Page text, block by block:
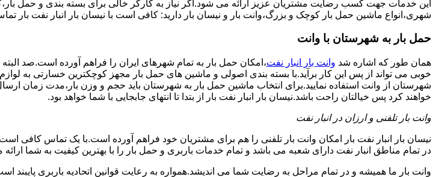
این خدمات جهت کسب رضایت مشتریان عزیز ارائه می شود.اگر نیاز به کارگر خالی برای بسته بندی و حمل
شهری،انواع ماشین حمل بار کوچک و بزرگ،وانت بار و نیسان بار دارید: کافی است با نیسان بار انبار نفت بار
حمل بار به شهرستان با وانت
همان طور که اشاره شد وانت بار انبار نفت،امکان حمل بار به تمام شهرهای ایران را فراهم آورده است.صد
خوبی می تواند از پس این کار برآید.با بسته بندی اصولی و ماشین های حمل بار مجهز کوچکترین خسارتی به
شهرستان از وانت استفاده نمایید.برای انتخاب ماشین حمل بار به شهرستان باید حجم و وزن بار،مدت زمان ارسال
خواهند کرد پس خیالتان راحت باشد.نیسان بار انبار نفت بار از بتدا تا انتهای جابجایی با شما خواهد بود.
وانت بار تلفنی و ارزان در انبار نفت
نیسان بار انبار نفت بار امکان وانت بار تلفنی را هم برای مشتریان خود فراهم آورده است.با یک تماس
در تمام مناطق انبار نفت دارای شعبه می باشد و تمام خدمات باربری و حمل بار را با بهترین کیفیت به شما
وانت بار ما همیشه و در تمام مراحل به رضایت شما می اندیشد.همواره به رعایت قوانین اتحادیه باربری